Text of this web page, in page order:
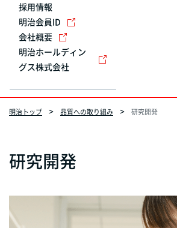
採用情報
明治会員ID
会社概要
明治ホールディン
グス株式会社
明治トップ 品質への取り組み 研究開発
研究開発